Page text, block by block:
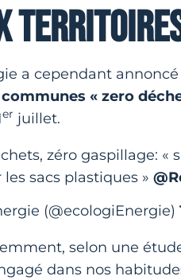
a cependant annoncé
« zero
er juillet.
zéro gaspillage:
sacs plastiques »
(@ecologiEnergie)
selon une
dans nos